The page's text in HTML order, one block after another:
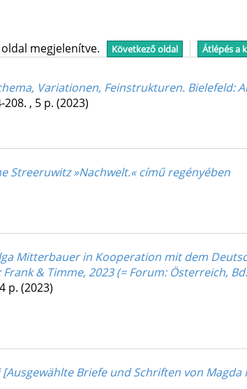
oldal megjelenítve. Következő oldal Átlépés a
Variationen, Feinstrukturen. Bielefeld:
208. , 5 p. (2023)
Streeruwitz »Nachwelt.« című regényében
Mitterbauer in Kooperation mit dem
& Timme, 2023 (= Forum: Österreich,
p. (2023)
Briefe und Schriften von